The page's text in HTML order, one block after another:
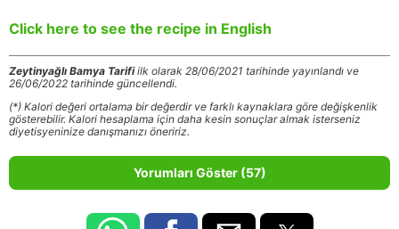
Click here to see the recipe in English
Zeytinyağlı Bamya Tarifiilk olarak 28/06/2021 tarihinde yayınlandı ve
26/06/2022 tarihinde güncellendi.
(*) Kalori değeri ortalama bir değerdir ve farklı kaynaklara göre değişkenlik
gösterebilir. Kalori hesaplama için daha kesin sonuçlar almak isterseniz
diyetisyeninize danışmanızı öneririz.
Yorumları Göster (57)